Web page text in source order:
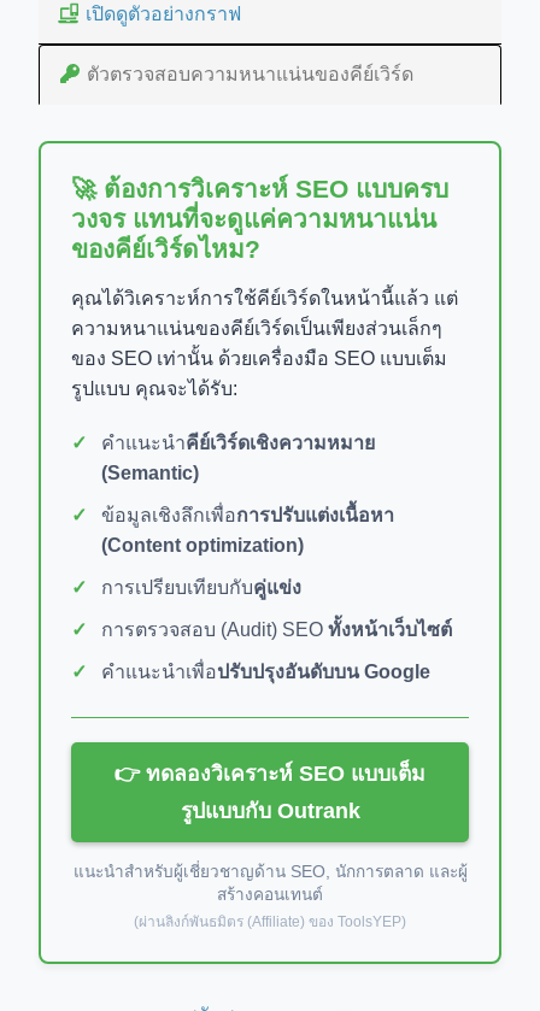
เปิดดูตัวอย่างกราฟ
ตัวตรวจสอบความหนาแน่นของคีย์เวิร์ด
🚀 ต้องการวิเคราะห์ SEO แบบครบ
วงจร แทนที่จะดูแค่ความหนาแน่น
ของคีย์เวิร์ดไหม?
คุณได้วิเคราะห์การใช้คีย์เวิร์ดในหน้านี้แล้ว แต่
ความหนาแน่นของคีย์เวิร์ดเป็นเพียงส่วนเล็กๆ
ของ SEO เท่านั้น ด้วยเครื่องมือ SEO แบบเต็ม
รูปแบบ คุณจะได้รับ:
คำแนะนำคีย์เวิร์ดเชิงความหมาย
(Semantic)
ข้อมูลเชิงลึกเพื่อการปรับแต่งเนื้อหา
(Content optimization)
การเปรียบเทียบกับคู่แข่ง
การตรวจสอบ (Audit) SEO ทั้งหน้าเว็บไซต์
คำแนะนำเพื่อปรับปรุงอันดับบน Google
👉 ทดลองวิเคราะห์ SEO แบบเต็ม
รูปแบบกับ Outrank
แนะนำสำหรับผู้เชี่ยวชาญด้าน SEO, นักการตลาด และผู้
สร้างคอนเทนต์
(ผ่านลิงก์พันธมิตร (Affiliate) ของ ToolsYEP)